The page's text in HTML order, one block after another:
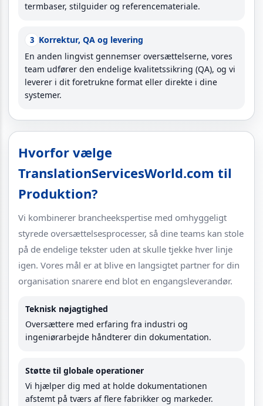
termbaser, stilguider og referencemateriale.
3 Korrektur, QA og levering
En anden lingvist gennemser oversættelserne, vores
team udfører den endelige kvalitetssikring (QA), og vi
leverer i dit foretrukne format eller direkte i dine
systemer.
Hvorfor vælge
TranslationServicesWorld.com til
Produktion?
Vi kombinerer brancheekspertise med omhyggeligt
styrede oversættelsesprocesser, så dine teams kan stole
på de endelige tekster uden at skulle tjekke hver linje
igen. Vores mål er at blive en langsigtet partner for din
organisation snarere end blot en engangsleverandør.
Teknisk nøjagtighed
Oversættere med erfaring fra industri og
ingeniørarbejde håndterer din dokumentation.
Støtte til globale operationer
Vi hjælper dig med at holde dokumentationen
afstemt på tværs af flere fabrikker og markeder.